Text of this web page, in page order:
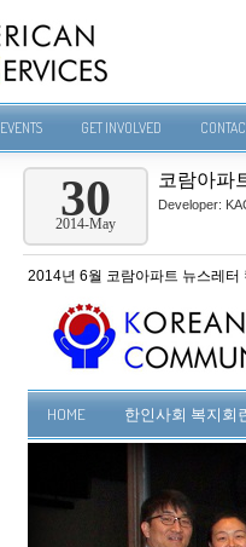
EVENTS GET INVOLVED
30
2014-May
코람아파
Developer:
2014년 6월 코람아파트 뉴스레터